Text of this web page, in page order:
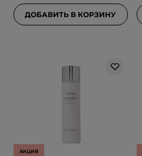
ДОБАВИТЬ В КОРЗИНУ
АКЦИЯ